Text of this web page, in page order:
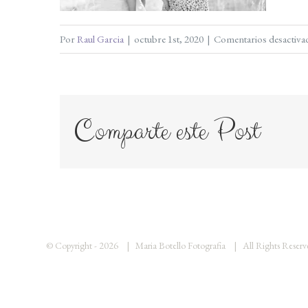
PorRaul Garcia | octubre 1st, 2020 | Comentarios
Comparte este Post
© Copyright - 2026 | Maria Botello Fotografia | All Rights